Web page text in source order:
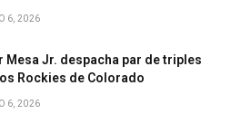
6, 2026
Mesa Jr. despacha par de triples
Rockies de Colorado
6, 2026